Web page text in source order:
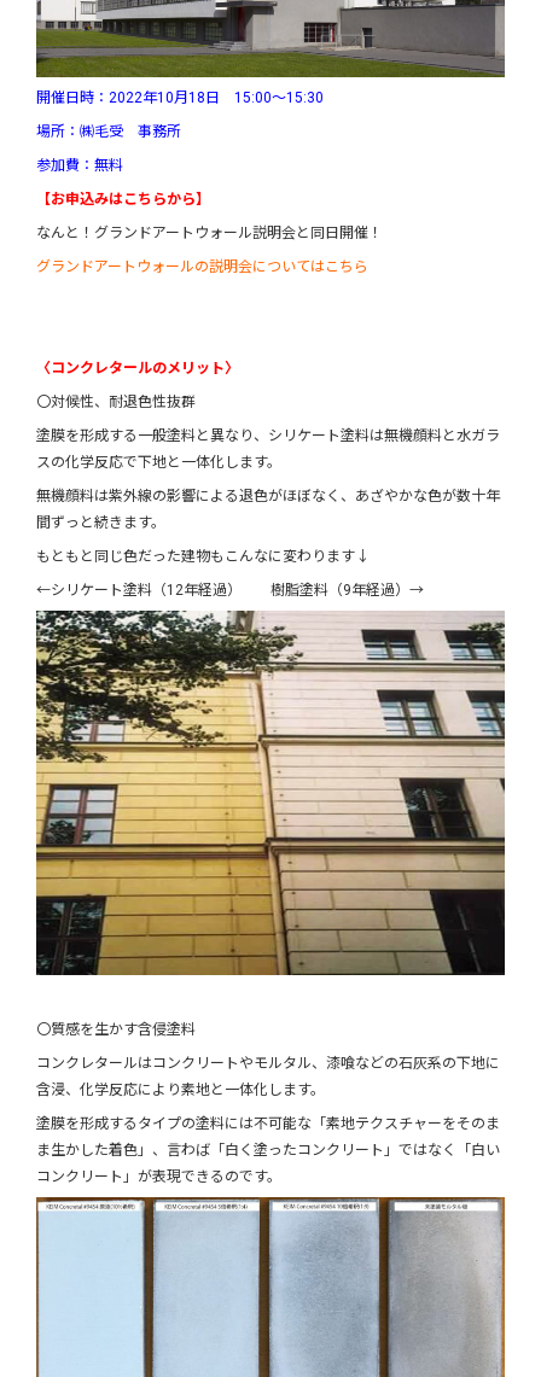
開催日時：2022年10月18日 15:00～15:30
場所：㈱毛受 事務所
参加費：無料
【お申込みはこちらから】
なんと！グランドアートウォール説明会と同日開催！
グランドアートウォールの説明会についてはこちら
〈コンクレタールのメリット〉
〇対候性、耐退色性抜群
塗膜を形成する一般塗料と異なり、シリケート塗料は無機顔料と水ガラ
スの化学反応で下地と一体化します。
無機顔料は紫外線の影響による退色がほぼなく、あざやかな色が数十年
間ずっと続きます。
もともと同じ色だった建物もこんなに変わります↓
←シリケート塗料（12年経過） 樹脂塗料（9年経過）→
〇質感を生かす含侵塗料
コンクレタールはコンクリートやモルタル、漆喰などの石灰系の下地に
含浸、化学反応により素地と一体化します。
塗膜を形成するタイプの塗料には不可能な「素地テクスチャーをそのま
ま生かした着色」、言わば「白く塗ったコンクリート」ではなく「白い
コンクリート」が表現できるのです。